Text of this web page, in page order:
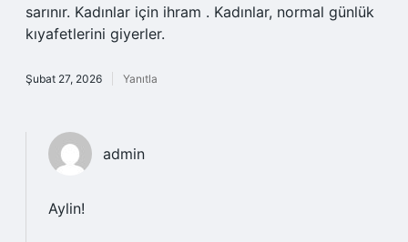
sarınır. Kadınlar için ihram . Kadınlar, normal günlük
kıyafetlerini giyerler.
Şubat 27, 2026 Yanıtla
admin
Aylin!